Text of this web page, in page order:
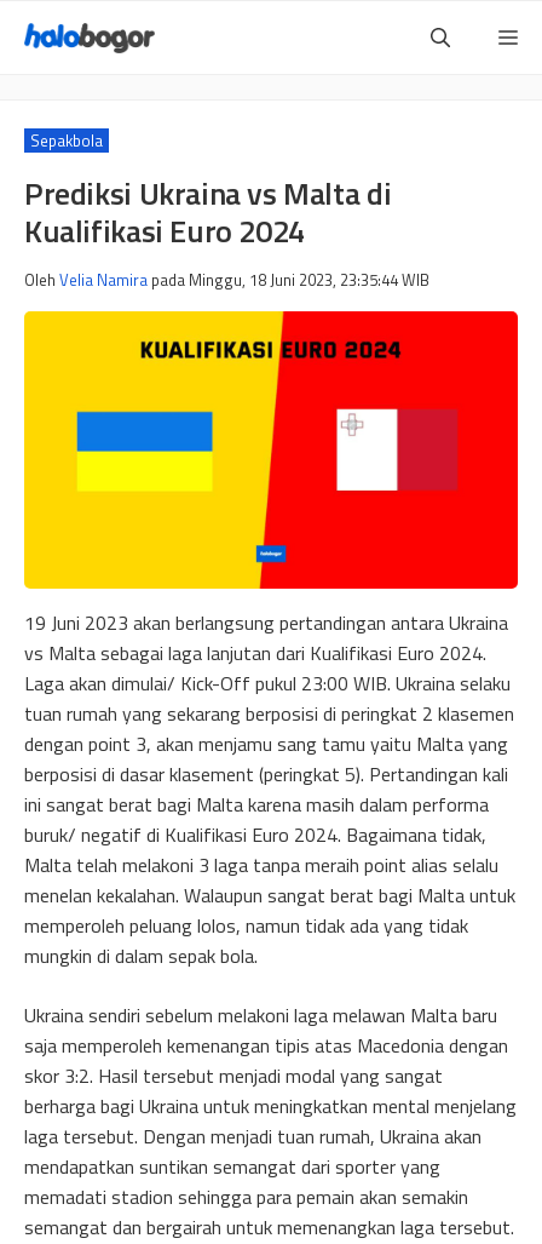
Sepakbola
Prediksi Ukraina vs Malta di
Kualifikasi Euro 2024
Oleh Velia Namira pada Minggu, 18 Juni 2023, 23:35:44WIB
19 Juni 2023 akan berlangsung pertandingan antara Ukraina
vs Malta sebagai laga lanjutan dari Kualifikasi Euro 2024.
Laga akan dimulai/ Kick-Off pukul 23:00 WIB. Ukraina selaku
tuan rumah yang sekarang berposisi di peringkat 2 klasemen
dengan point 3, akan menjamu sang tamu yaitu Malta yang
berposisi di dasar klasement (peringkat 5). Pertandingan kali
ini sangat berat bagi Malta karena masih dalam performa
buruk/ negatif di Kualifikasi Euro 2024. Bagaimana tidak,
Malta telah melakoni 3 laga tanpa meraih point alias selalu
menelan kekalahan. Walaupun sangat berat bagi Malta untuk
memperoleh peluang lolos, namun tidak ada yang tidak
mungkin di dalam sepak bola.
Ukraina sendiri sebelum melakoni laga melawan Malta baru
saja memperoleh kemenangan tipis atas Macedonia dengan
skor 3:2. Hasil tersebut menjadi modal yang sangat
berharga bagi Ukraina untuk meningkatkan mental menjelang
laga tersebut. Dengan menjadi tuan rumah, Ukraina akan
mendapatkan suntikan semangat dari sporter yang
memadati stadion sehingga para pemain akan semakin
semangat dan bergairah untuk memenangkan laga tersebut.